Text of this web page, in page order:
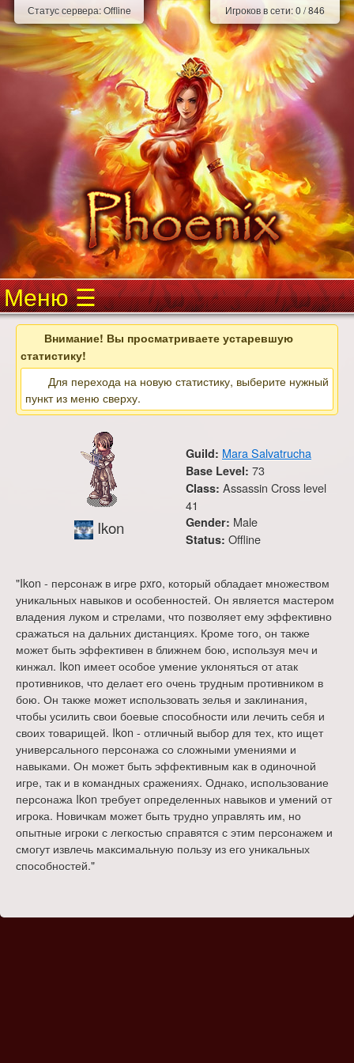
Статус сервера:Offline Игроков в сети:0 /846
Меню
Внимание! Вы просматриваете устаревшую
статистику!
Для перехода на новую статистику, выберите нужный
пункт из меню сверху.
Ikon
Guild: Mara Salvatrucha
Base Level: 73
Class: Assassin Cross level
41
Gender: Male
Status: Offline
"Ikon - персонаж в игре pxro, который обладает множеством
уникальных навыков и особенностей. Он является мастером
владения луком и стрелами, что позволяет ему эффективно
сражаться на дальних дистанциях. Кроме того, он также
может быть эффективен в ближнем бою, используя меч и
кинжал. Ikon имеет особое умение уклоняться от атак
противников, что делает его очень трудным противником в
бою. Он также может использовать зелья и заклинания,
чтобы усилить свои боевые способности или лечить себя и
своих товарищей. Ikon - отличный выбор для тех, кто ищет
универсального персонажа со сложными умениями и
навыками. Он может быть эффективным как в одиночной
игре, так и в командных сражениях. Однако, использование
персонажа Ikon требует определенных навыков и умений от
игрока. Новичкам может быть трудно управлять им, но
опытные игроки с легкостью справятся с этим персонажем и
смогут извлечь максимальную пользу из его уникальных
способностей."